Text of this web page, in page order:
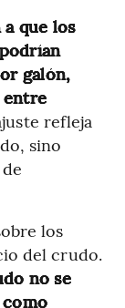
que los
galón,
entre
refleja
sino
los
del crudo.
no se